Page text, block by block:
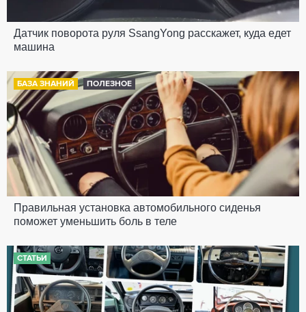
Датчик поворота руля SsangYong расскажет, куда едет
машина
БАЗА ЗНАНИЙ ПОЛЕЗНОЕ
Правильная установка автомобильного сиденья
поможет уменьшить боль в теле
СТАТЬИ